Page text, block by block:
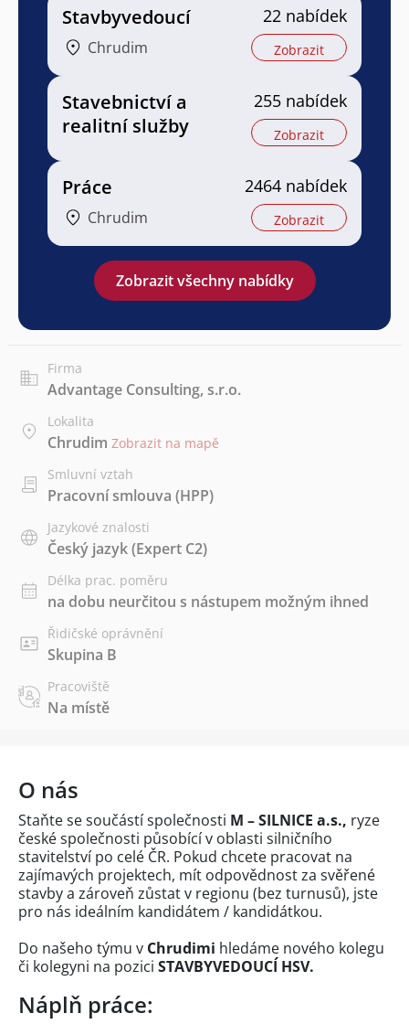
Stavbyvedoucí
Chrudim
22 nabídek
Zobrazit
Stavebnictví a
realitní služby
255 nabídek
Zobrazit
Práce
Chrudim
2464 nabídek
Zobrazit
Zobrazit všechny nabídky
Firma
Advantage Consulting, s.r.o.
Lokalita
Chrudim Zobrazit na mapě
Smluvní vztah
Pracovní smlouva (HPP)
Jazykové znalosti
Český jazyk(Expert C2)
Délka prac. poměru
na dobu neurčitou s nástupem možným ihned
Řidičské oprávnění
Skupina B
Pracoviště
Na místě
O nás
Staňte se součástí společnosti M – SILNICE a.s., ryze
české společnosti působící v oblasti silničního
stavitelství po celé ČR. Pokud chcete pracovat na
zajímavých projektech, mít odpovědnost za svěřené
stavby a zároveň zůstat v regionu (bez turnusů), jste
pro nás ideálním kandidátem / kandidátkou.
Do našeho týmu v Chrudimi hledáme nového kolegu
či kolegyni na pozici STAVBYVEDOUCÍ HSV.
Náplň práce: